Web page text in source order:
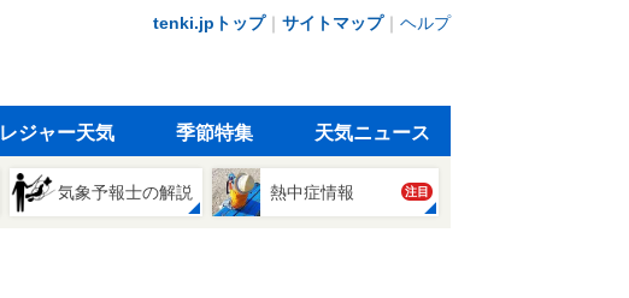
tenki.jpトップ｜ サイトマップ｜ ヘルプ
レジャー天気 季節特集 天気ニュース
気象予報士の解説 熱中症情報 注目